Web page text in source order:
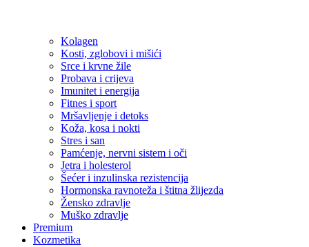
Kolagen
Kosti, zglobovi i mišići
Srce i krvne žile
Probava i crijeva
Imunitet i energija
Fitnes i sport
Mršavljenje i detoks
Koža, kosa i nokti
Stres i san
Pamćenje, nervni sistem i oči
Jetra i holesterol
Šećer i inzulinska rezistencija
Hormonska ravnoteža i štitna žlijezda
Žensko zdravlje
Muško zdravlje
Premium
Kozmetika